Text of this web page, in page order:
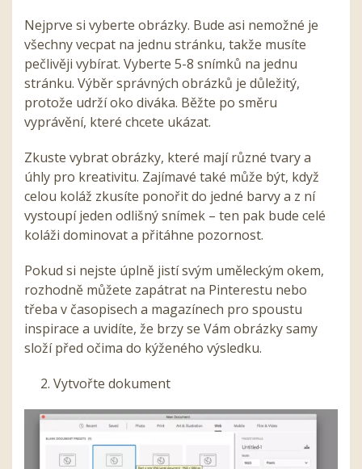
Nejprve si vyberte obrázky. Bude asi nemožné je
všechny vecpat na jednu stránku, takže musíte
pečlivěji vybírat. Vyberte 5-8 snímků na jednu
stránku. Výběr správných obrázků je důležitý,
protože udrží oko diváka. Běžte po směru
vyprávění, které chcete ukázat.
Zkuste vybrat obrázky, které mají různé tvary a
úhly pro kreativitu. Zajímavé také může být, když
celou koláž zkusíte ponořit do jedné barvy a z ní
vystoupí jeden odlišný snímek – ten pak bude celé
koláži dominovat a přitáhne pozornost.
Pokud si nejste úplně jistí svým uměleckým okem,
rozhodně můžete zapátrat na Pinterestu nebo
třeba v časopisech a magazínech pro spoustu
inspirace a uvidíte, že brzy se Vám obrázky samy
složí před očima do kýženého výsledku.
2. Vytvořte dokument